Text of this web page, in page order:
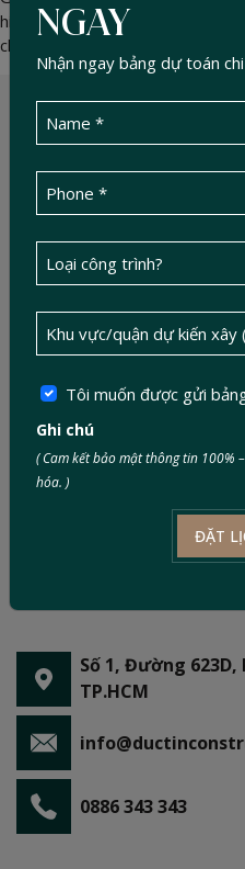
hiện nay. Tư vấn chọn gói thầu
chốt sales khách thuê.
Số 1, Đường
TP.HCM
0886 343 343
NGAY
Nhận ngay bảng dự toán
Tôi muốn được gửi
Ghi chú
( Cam kết bảo mật thông tin 100%
hóa. )
ĐẶT